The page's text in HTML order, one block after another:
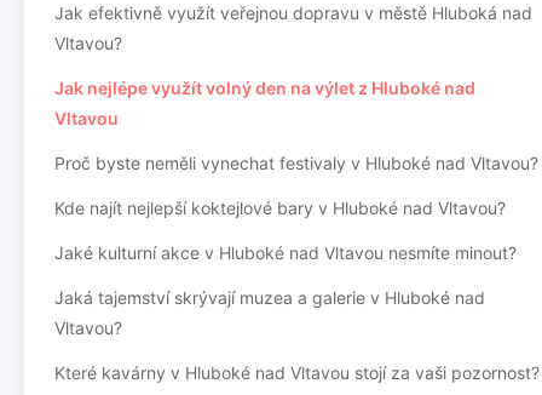
Jak efektivně využít veřejnou dopravu v městě Hluboká nad
Vltavou?
Jak nejlépe využít volný den na výlet z Hluboké nad
Vltavou
Proč byste neměli vynechat festivaly v Hluboké nad Vltavou?
Kde najít nejlepší koktejlové bary v Hluboké nad Vltavou?
Jaké kulturní akce v Hluboké nad Vltavou nesmíte minout?
Jaká tajemství skrývají muzea a galerie v Hluboké nad
Vltavou?
Které kavárny v Hluboké nad Vltavou stojí za vaši pozornost?